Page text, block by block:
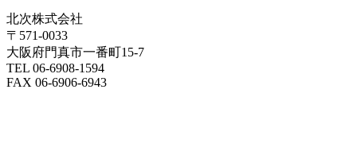
北次株式会社
〒571-0033
大阪府門真市一番町15-7
TEL 06-6908-1594
FAX 06-6906-6943